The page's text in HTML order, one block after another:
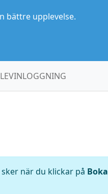
bättre upplevelse.
när du klickar på Boka